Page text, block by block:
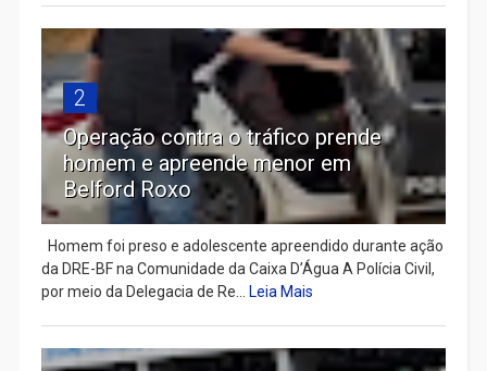
2
Operação contra o tráfico prende
homem e apreende menor em
Belford Roxo
Homem foi preso e adolescente apreendido durante ação
da DRE-BF na Comunidade da Caixa D’Água A Polícia Civil,
por meio da Delegacia de Re... Leia Mais